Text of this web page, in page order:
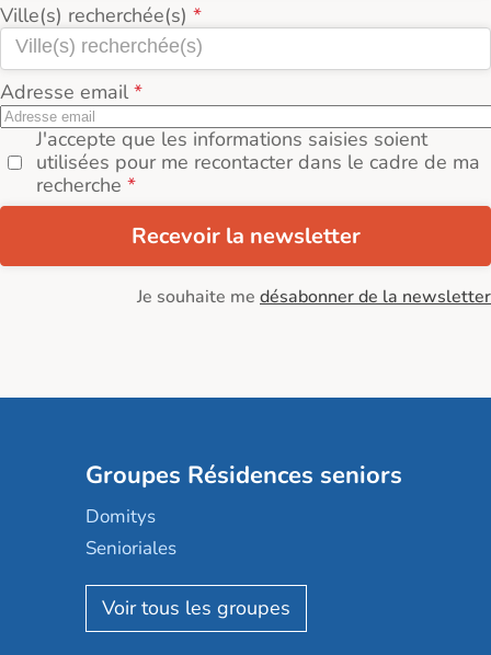
Ville(s) recherchée(s)
Adresse email
J'accepte que les informations saisies soient
utilisées pour me recontacter dans le cadre de ma
recherche
Recevoir la newsletter
Je souhaite me désabonner de la newsletter
Groupes Résidences seniors
Domitys
Senioriales
Nohée
Les Résidentiels